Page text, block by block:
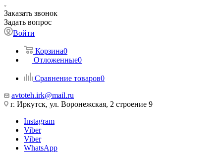
Заказать звонок
Задать вопрос
Войти
Корзина0
Отложенные0
Сравнение товаров0
avtoteh.irk@mail.ru
г. Иркутск, ул. Воронежская, 2 строение 9
Instagram
Viber
Viber
WhatsApp